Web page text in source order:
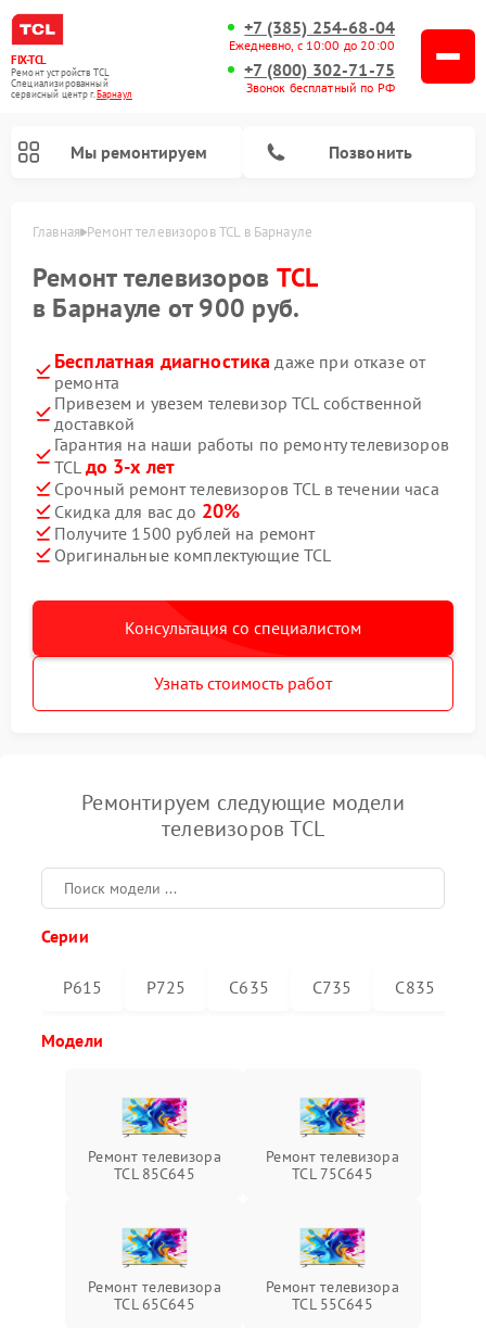
FIX-TCL
Ремонт устройств TCL
Специализированный
cервисный центр г.Барнаул
+7 (385) 254-68-04
Ежедневно, с 10:00 до 20:00
+7 (800) 302-71-75
Звонок бесплатный по РФ
Мы ремонтируем Позвонить
Главная Ремонт телевизоров TCL в Барнауле
Ремонт телевизоров TCL
в Барнауле от 900 руб.
Бесплатная диагностика даже при отказе от
ремонта
Привезем и увезем телевизор TCL собственной
доставкой
Гарантия на наши работы по ремонту телевизоров
TCL до 3-х лет
Срочный ремонт телевизоров TCL в течении часа
Скидка для вас до 20%
Получите 1500 рублей на ремонт
Оригинальные комплектующие TCL
Консультация со специалистом
Узнать стоимость работ
Ремонтируем следующие модели
телевизоров TCL
Серии
P615 P725 C635 C735 C835
Модели
Ремонт телевизора
TCL 85C645
Ремонт телевизора
TCL 75C645
Ремонт телевизора
TCL 65C645
Ремонт телевизора
TCL 55C645